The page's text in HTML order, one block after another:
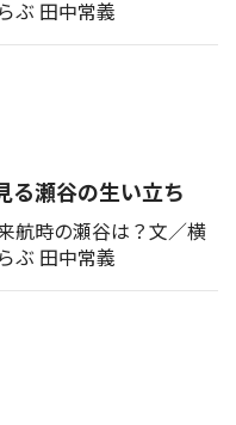
ぶ 田中常義
る瀬谷の生い立ち
航時の瀬谷は？文／横
ぶ 田中常義